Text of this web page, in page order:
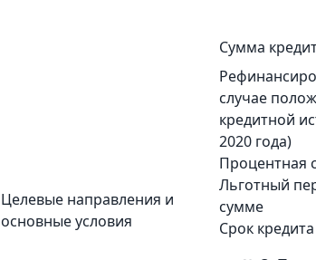
Целевые направления и
основные условия
Сумма
случае
кредитной
2020 года)
Процентная
Льготный
сумме
Срок кредита